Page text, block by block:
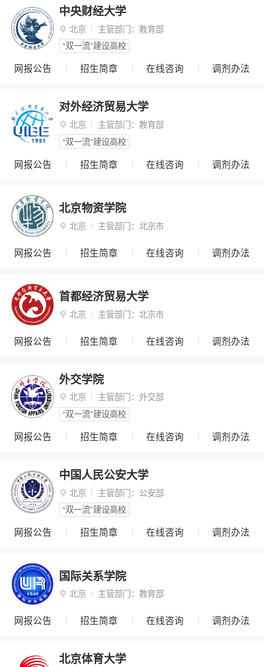
中央财经大学
 北京 主管部门： 教育部
“双一流”建设高校
网报公告 招生简章 在线咨询 调剂办法
对外经济贸易大学
 北京 主管部门： 教育部
“双一流”建设高校
网报公告 招生简章 在线咨询 调剂办法
北京物资学院
 北京 主管部门： 北京市
网报公告 招生简章 在线咨询 调剂办法
首都经济贸易大学
 北京 主管部门： 北京市
网报公告 招生简章 在线咨询 调剂办法
外交学院
 北京 主管部门： 外交部
“双一流”建设高校
网报公告 招生简章 在线咨询 调剂办法
中国人民公安大学
 北京 主管部门： 公安部
“双一流”建设高校
网报公告 招生简章 在线咨询 调剂办法
国际关系学院
 北京 主管部门： 教育部
网报公告 招生简章 在线咨询 调剂办法
北京体育大学